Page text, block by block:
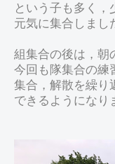
という子も多く，
元気に集合しまし
組集合の後は，朝
今回も隊集合の練
集合，解散を繰り
できるようになり